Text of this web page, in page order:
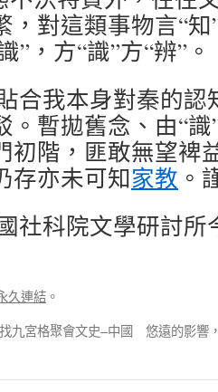
，對這類事物言“知
”，方“識”方“辨”。
合我本身對秦的
。暫拋舊念、由“
初階，匪敢無望裨
存亦未可知家教 。
社科院文學研討
久連結 。
九宮格聚會文史–中國
悠遠的影響